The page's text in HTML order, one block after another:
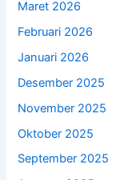
Maret 2026
Februari 2026
Januari 2026
Desember 2025
November 2025
Oktober 2025
September 2025